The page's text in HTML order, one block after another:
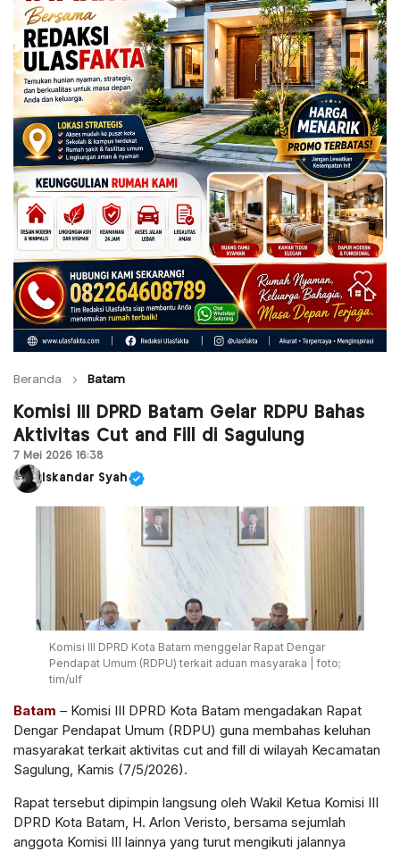
Beranda Batam
Komisi III DPRD Batam Gelar RDPU Bahas
Aktivitas Cut and Fill di Sagulung
7 Mei 2026 16:38
Iskandar Syah
Komisi III DPRD Kota Batam menggelar Rapat Dengar
Pendapat Umum (RDPU) terkait aduan masyaraka | foto;
tim/ulf
Batam – Komisi III DPRD Kota Batam mengadakan Rapat
Dengar Pendapat Umum (RDPU) guna membahas keluhan
masyarakat terkait aktivitas cut and fill di wilayah Kecamatan
Sagulung, Kamis (7/5/2026).
Rapat tersebut dipimpin langsung oleh Wakil Ketua Komisi III
DPRD Kota Batam, H. Arlon Veristo, bersama sejumlah
anggota Komisi III lainnya yang turut mengikuti jalannya